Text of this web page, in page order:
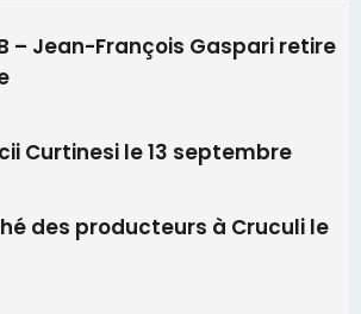
A Nuciola organise une
étoiles
Argentin au stade de San
de la Sainte-Marie et
août